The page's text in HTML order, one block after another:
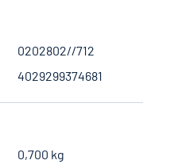
0202802//712
4029299374681
0,700 kg